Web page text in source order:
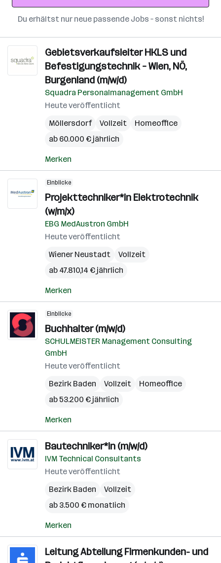
Du erhältst nur neue passende Jobs – sonst nichts!
Gebietsverkaufsleiter HKLS und
Befestigungstechnik – Wien, NÖ,
Burgenland (m/w/d)
Squadra Personalmanagement GmbH
Heute veröffentlicht
Möllersdorf
Vollzeit
Homeoffice
ab 60.000 € jährlich
Merken
Einblicke
Projekttechniker*in Elektrotechnik
(w/m/x)
EBG MedAustron GmbH
Heute veröffentlicht
Wiener Neustadt
Vollzeit
ab 47.810,14 € jährlich
Merken
Einblicke
Buchhalter (m/w/d)
SCHULMEISTER Management Consulting
GmbH
Heute veröffentlicht
Bezirk Baden
Vollzeit
Homeoffice
ab 53.200 € jährlich
Merken
Bautechniker*in (m/w/d)
IVM Technical Consultants
Heute veröffentlicht
Bezirk Baden
Vollzeit
ab 3.500 € monatlich
Merken
Leitung Abteilung Firmenkunden- und